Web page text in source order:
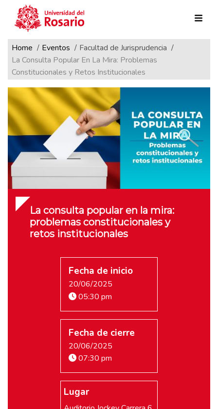
Pasar al contenido principal
Ruta de navegación
Home Eventos
Facultad de Jurisprudencia
La Consulta Popular En La Mira: Problemas
Constitucionales y Retos Institucionales
La consulta popular en la mira:
problemas constitucionales y
retos institucionales
Fecha de inicio
20/06/2025
05:30 pm
Fecha de cierre
20/06/2025
07:30 pm
Lugar